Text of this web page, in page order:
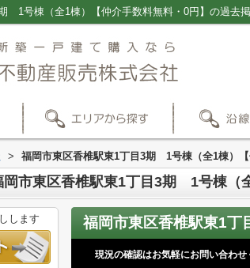
> 福岡市東区香椎駅東1丁目3期 1号棟（全1棟）【
市東区香椎駅東1丁目3期 1号棟（
現況の確認はお気軽にお問い合わせ
します